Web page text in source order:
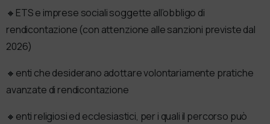
🔸️ETS e imprese sociali soggette all’obbligo di
rendicontazione (con attenzione alle sanzioni previste dal
2026)
🔸️enti che desiderano adottare volontariamente pratiche
avanzate di rendicontazione
🔸️enti religiosi ed ecclesiastici, per i quali il percorso può